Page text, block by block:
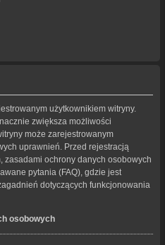
użytkownikiem witryny.
zwiększa możliwości
może zarejestrowanym
uprawnień. Przed rejestracją
zasadami ochrony danych osobowych
pytania (FAQ), gdzie jest
dotyczących funkcjonowania
osobowych